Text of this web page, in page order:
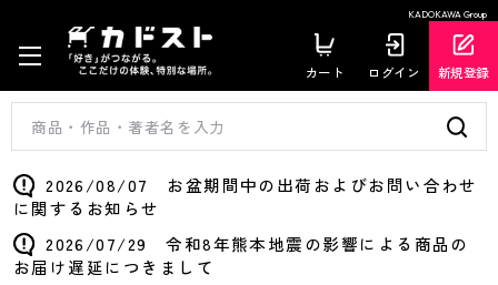
KADOKAWA Group
カート ログイン 新規登録
2026/08/07 お盆期間中の出荷およびお問い合わせ
に関するお知らせ
2026/07/29 令和8年熊本地震の影響による商品の
お届け遅延につきまして